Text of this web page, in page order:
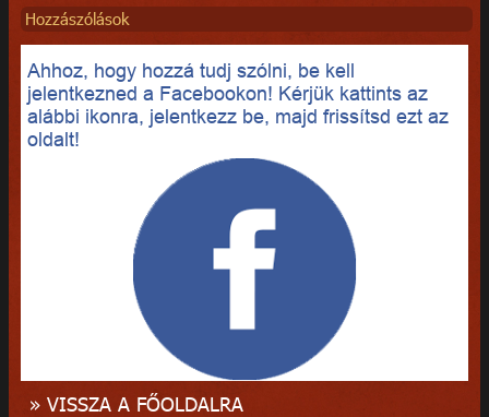
Hozzászólások
Ahhoz, hogy hozzá tudj szólni, be kell
jelentkezned a Facebookon! Kérjük kattints az
alábbi ikonra, jelentkezz be, majd frissítsd ezt az
oldalt!
» VISSZA A FŐOLDALRA